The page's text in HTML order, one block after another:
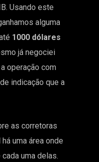
Usando este
alguma
1000 dólares
já negociei
operação com
indicação que a
as corretoras
há uma área onde
uma delas.